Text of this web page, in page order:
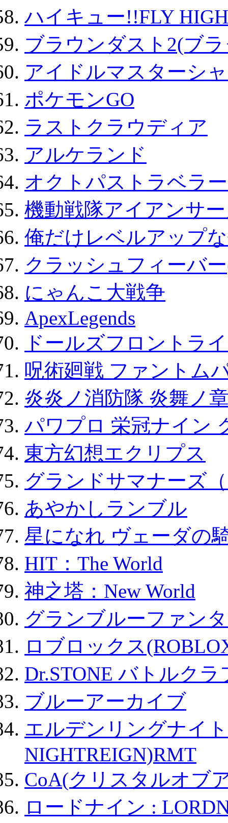
ハイキュー!!FLY HIGH
ブラウンダスト2(ブ
アイドルマスターシ
ポケモンGO
ラストクラウディア
アルケランド
オクトパストラベラ
機動戦隊アイアンサ
俺だけレベルアップ
クラッシュフィーバ
にゃんこ大戦争
ApexLegends
ドールズフロントラ
呪術廻戦 ファントム
炎炎ノ消防隊 炎舞ノ
パワプロ 栄冠ナイン
東方幻想エクリプス
グランドサマナーズ
あやかしランブル
星になれ ヴェーダの
HIT：The World
神之塔：New World
グランブルーファン
ロブロックス
Dr.STONE バトルク
ブルーアーカイブ
エルデンリングナイ
NIGHTREIGN)RMT
CoA(クリスタルオブ
ロードナイン :